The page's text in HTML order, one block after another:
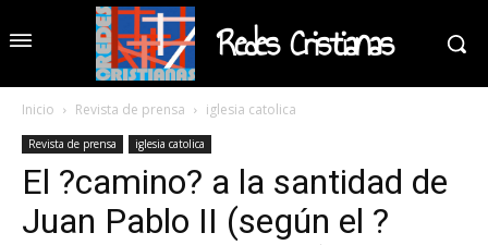
Redes Cristianas
Inicio Revista de prensa iglesia catolica
Revista de prensa iglesia catolica
El ?camino? a la santidad de
Juan Pablo II (según el ?